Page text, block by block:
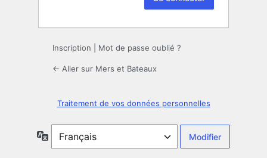
Inscription Mot de passe oublié ?
← Aller sur Mers et Bateaux
Traitement de vos données personnelles
Langue